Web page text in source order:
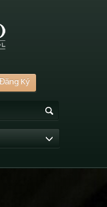
Đăng Ký